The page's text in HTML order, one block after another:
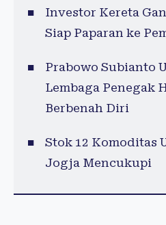
Investor Kereta
Siap Paparan ke
Prabowo Subianto
Lembaga Penegak
Berbenah Diri
Stok 12 Komoditas
Jogja Mencukupi